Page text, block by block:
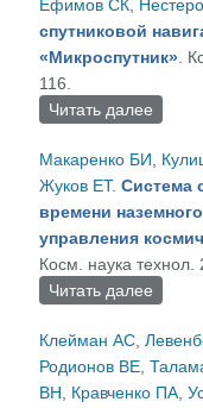
Ефимов СК
спутниковой
«Микроспутник» .
116.
Читать далее
Макаренко БИ
Жуков ЕТ.Система
времени
управления
Косм. наука технол.
Читать далее
Клейман AС ,
Родионов BЕ ,
ВН
Кравченко ПА ,